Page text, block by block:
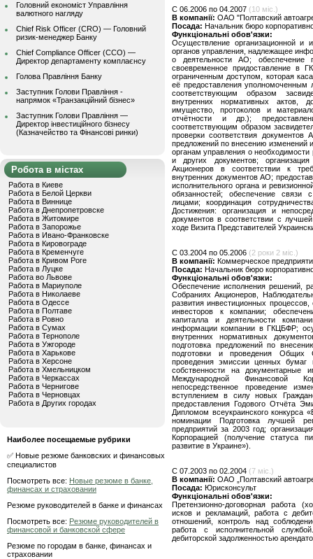
Головний економіст Управління
валютного нагляду
Chief Risk Officer (CRO) — Головний
ризик-менеджер Банку
Chief Compliance Officer (CCO) —
Директор департаменту комплаєнсу
Голова Правління Банку
Заступник Голови Правління -
напрямок «Транзакційний бізнес»
Заступник Голови Правління —
Директор інвестиційного бізнесу
(Казначейство та Фінансові ринки)
Робота в містах
Работа в Киеве
Работа в Белой Церкви
Работа в Виннице
Работа в Днепропетровске
Работа в Житомире
Работа в Запорожье
Работа в Ивано-Франковске
Работа в Кировограде
Работа в Кременчуге
Работа в Кривом Роге
Работа в Луцке
Работа во Львове
Работа в Мариуполе
Работа в Николаеве
Работа в Одессе
Работа в Полтаве
Работа в Ровно
Работа в Сумах
Работа в Тернополе
Работа в Ужгороде
Работа в Харькове
Работа в Херсоне
Работа в Хмельницком
Работа в Черкассах
Работа в Чернигове
Работа в Черновцах
Работа в Других городах
Наиболее посещаемые рубрики
✅ Новые резюме банковских и финансовых
специалистов
Посмотреть все: Новые резюме в банке,
финансах и страховании
Резюме руководителей в банке и финансах
Посмотреть все: Резюме руководителей в
финансовой и банковской сфере
Резюме по городам в банке, финансах и
страховании
C 06.2006 по 04.2007 (10 міс.)
В компанії: ОАО "Полтавский
Посада: Начальник бюро
Функціональні обов'язки:
Осуществление организационной и
органов управления, надлежащее
о деятельности АО; обеспечение
своевременное придоставление в
ограниченным доступом, которая
её предоставления уполномоченным
соответствующим образом
внутренних нормативных актов,
имущество, протоколов и
отчётности и др.);
соответствующим образом
проверки соответствия документов
предложений по внесению изменений
органам управления о необходимости
и других документов;
Акционеров в соответствии к
внутренних документов АО;
исполнительного органа и
обязанностей; обеспечение связи
лицами; координация
Достижения: организация и
документов в соответствии с
ходе Визита Представителей
C 03.2004 по 05.2006 (2 роки 2 міс.)
В компанії: Коммерческое
Посада: Начальник бюро
Функціональні обов'язки:
Обеспечение исполнения решений,
Собраниях Акционеров,
развития инвестиционных
инвесторов к компании;
капиталла и деятельности
информации компании в ГКЦБФР;
внутренних нормативных
подготовка предложений по
подготовки и проведения Общих
проведения эмиссии ценных бумаг
собственности на документарные
Международной Финансовой
непосредственное проведение
вступлением в силу новых
предоставления Годового Отчёта
Дипломом всеукраинского
номинации Подготовка лучшей
предприятий за 2003 год;
Корпорацией (получение статуса
развитие в Украине»).
C 07.2003 по 02.2004 (7 міс.)
В компанії: ОАО „Полтавский
Посада: Юрисконсульт
Функціональні обов'язки:
Претензионно-договорная работа
исков и рекламаций, работа с
отношений, контроль над
работа с исполнительной
дебиторской задолженностью